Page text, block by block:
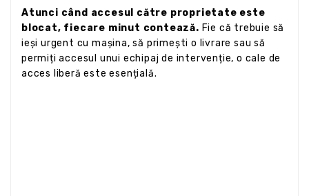
Atunci când accesul către proprietate este
blocat, fiecare minut contează. Fie că trebuie să
ieși urgent cu mașina, să primești o livrare sau să
permiți accesul unui echipaj de intervenție, o cale de
acces liberă este esențială.